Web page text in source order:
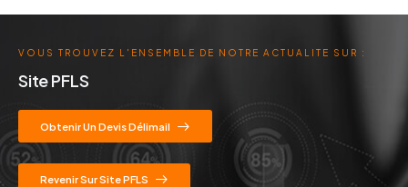
VOUS TROUVEZ L'ENSEMBLE DE NOTRE ACTUALITE SUR :
Site PFLS
Obtenir Un Devis Délimail
Revenir Sur Site PFLS